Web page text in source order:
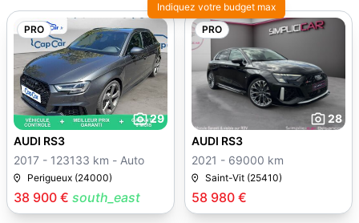
Indiquez votre budget max
PRO
29
38 900 € south_east
AUDI RS3
2017 - 123133 km - Auto
Perigueux (24000)
PRO
28
58 980 €
AUDI RS3
2021 - 69000 km
Saint-Vit (25410)